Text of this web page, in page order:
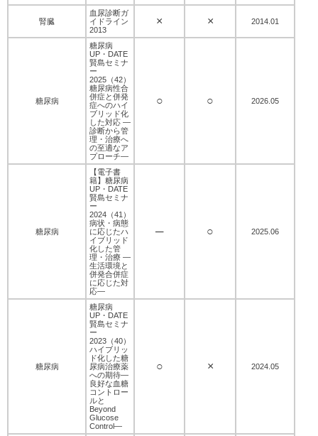
腎臓
血尿診断ガ
イドライン
2013
× × 2014.01
糖尿病
糖尿病
UP・DATE
賢島セミナ
ー
2025（42）
糖尿病性合
併症と併発
症へのハイ
ブリッド化
した対応 ―
診断から管
理・治療へ
の至適なア
プローチ―
○ ○ 2026.05
糖尿病
【電子書
籍】糖尿病
UP・DATE
賢島セミナ
ー
2024（41）
病状・病態
に応じたハ
イブリッド
化した管
理・治療 ―
生活環境と
併発合併症
に応じた対
応―
─ ○ 2025.06
糖尿病
糖尿病
UP・DATE
賢島セミナ
ー
2023（40）
ハイブリッ
ド化した糖
尿病治療薬
への期待―
良好な血糖
コントロー
ルと
Beyond
Glucose
Control―
○ × 2024.05